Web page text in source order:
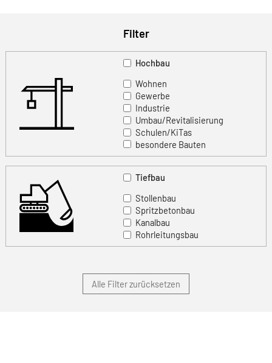
Filter
Hochbau
Wohnen
Gewerbe
Industrie
Umbau/Revitalisierung
Schulen/KiTas
besondere Bauten
Tiefbau
Stollenbau
Spritzbetonbau
Kanalbau
Rohrleitungsbau
Alle Filter zurücksetzen